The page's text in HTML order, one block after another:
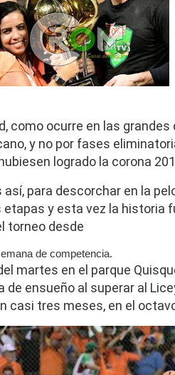
como ocurre en las
y no por fases
logrado la corona
así, para descorchar en la
y esta vez la historia
torneo desde
de competencia.
martes en el parque
de ensueño al superar al
casi tres meses, en el